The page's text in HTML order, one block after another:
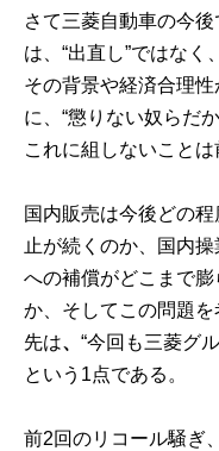
さて三菱自動車の今
は、“出直し”ではなく
その背景や経済合理
に、“懲りない奴らだ
これに組しないこと
国内販売は今後どの
止が続くのか、国内
への補償がどこまで
か、そしてこの問題
先は、“今回も三菱グ
という1点である。
前2回のリコール騒ぎ